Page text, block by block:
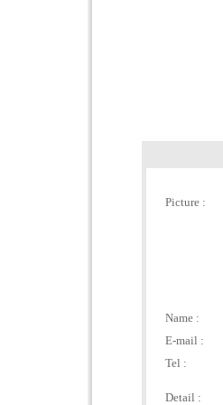
Picture :
Name :
E-mail :
Tel :
Detail :